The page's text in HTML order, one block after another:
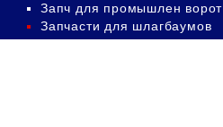
Запч для промышлен ворот
Запчасти для шлагбаумов